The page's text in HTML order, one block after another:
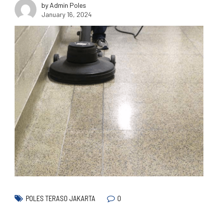
by Admin Poles
January 16, 2024
POLES TERASO JAKARTA 0